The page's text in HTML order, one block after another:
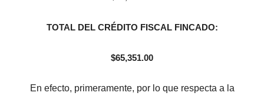
TOTAL DEL CRÉDITO FISCAL FINCADO:
$65,351.00
En efecto, primeramente, por lo que respecta a la